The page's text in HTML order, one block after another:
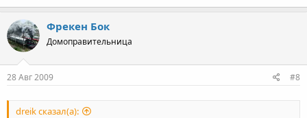
Фрекен Бок
Домоправительница
28 Авг 2009 #8
dreik сказал(а):